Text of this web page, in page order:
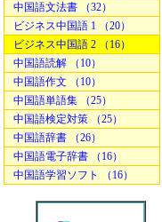
中国語文法書 （32）
ビジネス中国語 1 （20）
ビジネス中国語 2 （16）
中国語読解 （10）
中国語作文 （10）
中国語単語集 （25）
中国語検定対策 （25）
中国語辞書 （26）
中国語電子辞書 （16）
中国語学習ソフト （16）